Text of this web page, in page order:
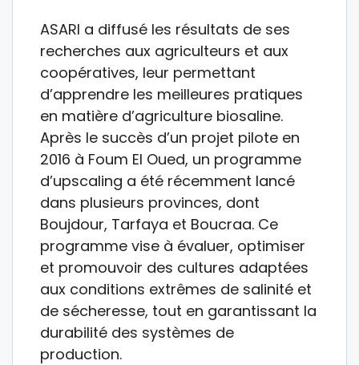
ASARI a diffusé les résultats de ses
recherches aux agriculteurs et aux
coopératives, leur permettant
d’apprendre les meilleures pratiques
en matière d’agriculture biosaline.
Après le succès d’un projet pilote en
2016 à Foum El Oued, un programme
d’upscaling a été récemment lancé
dans plusieurs provinces, dont
Boujdour, Tarfaya et Boucraa. Ce
programme vise à évaluer, optimiser
et promouvoir des cultures adaptées
aux conditions extrêmes de salinité et
de sécheresse, tout en garantissant la
durabilité des systèmes de
production.